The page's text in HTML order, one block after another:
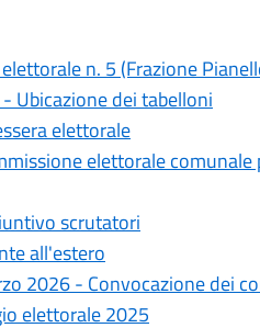
n. 5 (Frazione
Ubicazione dei tabelloni
elettorale
elettorale comunale
scrutatori
all'estero
2026 - Convocazione dei
elettorale 2025